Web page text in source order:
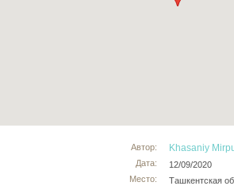
Автор:
Дата:
Место:
Khasaniy
12/09/2020
Ташкентская